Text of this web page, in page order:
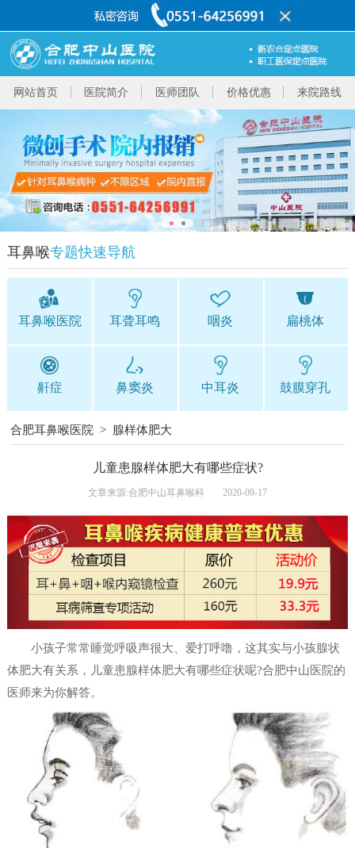
网站首页 医院简介 医师团队 价格优惠 来院路线
耳鼻喉专题快速导航
耳鼻喉医院 耳聋耳鸣 咽炎 扁桃体
鼾症 鼻窦炎 中耳炎 鼓膜穿孔
合肥耳鼻喉医院 > 腺样体肥大
儿童患腺样体肥大有哪些症状?
文章来源:合肥中山耳鼻喉科 2020-09-17
小孩子常常睡觉呼吸声很大、爱打呼噜，这其实与小孩腺状
体肥大有关系，儿童患腺样体肥大有哪些症状呢?合肥中山医院的
医师来为你解答。